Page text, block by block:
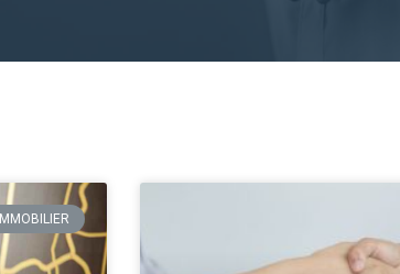
IMMOBILIER